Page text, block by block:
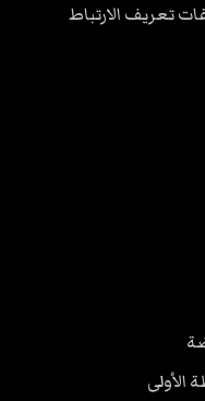
تعريف الارتباط
الأولى